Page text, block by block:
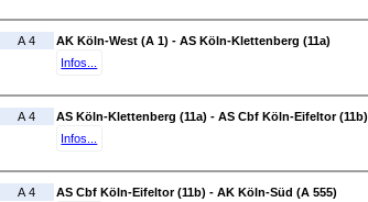
A 4
AK Köln-West (A 1) - AS Köln-Klettenberg (11a)
Infos...
A 4
AS Köln-Klettenberg (11a) - AS Cbf Köln-Eifeltor (11b)
Infos...
A 4
AS Cbf Köln-Eifeltor (11b) - AK Köln-Süd (A 555)